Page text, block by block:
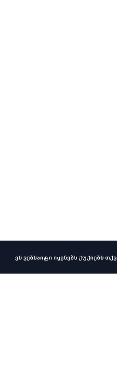
ეს ვებსაიტი იყენებს ქუქიებს